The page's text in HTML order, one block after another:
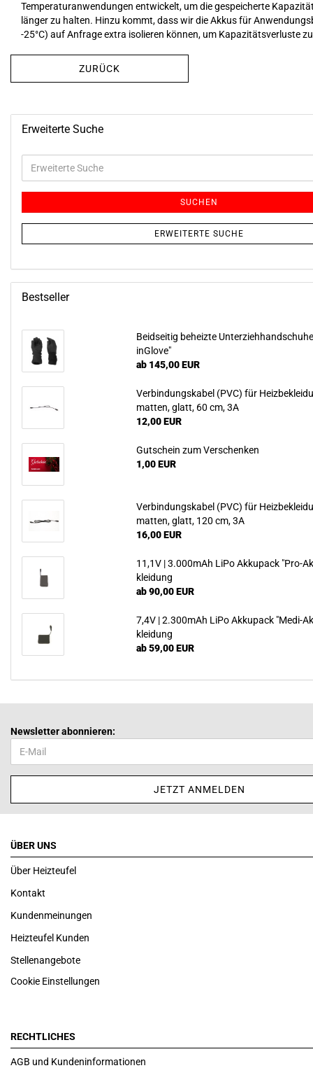
Temperaturanwendungen entwickelt, um die gespeicherte
länger zu halten. Hinzu kommt, dass wir die Akkus für
-25°C) auf Anfrage extra isolieren können, um Kapazitätsverluste
ZURÜCK
Erweiterte Suche
Suche
SUCHEN
ERWEITERTE SUCHE
Bestseller
Beid­sei­tig be­heiz­te
inG­love"
ab 145,00 EUR
Ver­bin­dungs­ka­bel (PVC) für
mat­ten, glatt, 60 cm, 3A
12,00 EUR
Gut­schein zum Ver­schen­ken
1,00 EUR
Ver­bin­dungs­ka­bel (PVC) für
mat­ten, glatt, 120 cm, 3A
16,00 EUR
11,1V | 3.000mAh LiPo Ak­ku­pack "Pro-​
klei­dung
ab 90,00 EUR
7,4V | 2.300mAh LiPo Ak­ku­pack "Medi-​
klei­dung
ab 59,00 EUR
Newsletter abonnieren:
ÜBER UNS
Über Heizteufel
Kontakt
Kundenmeinungen
Heizteufel Kunden
Stellenangebote
Cookie Einstellungen
RECHTLICHES
AGB und Kundeninformationen